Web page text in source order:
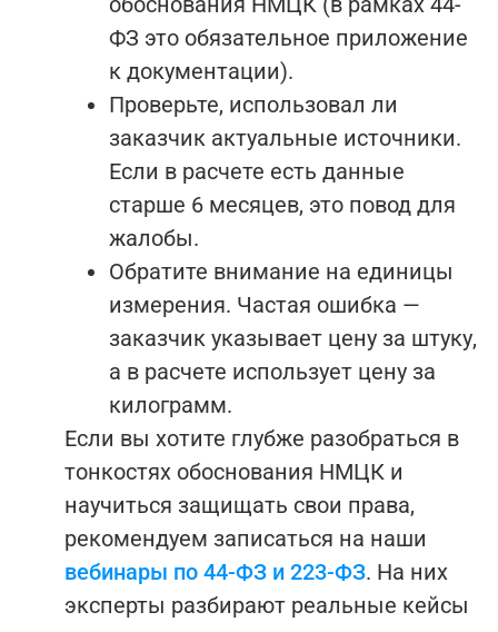
ФЗ это обязательное приложение
к документации).
Проверьте, использовал ли
заказчик актуальные источники.
Если в расчете есть данные
старше 6 месяцев, это повод для
жалобы.
Обратите внимание на единицы
измерения. Частая ошибка —
заказчик указывает цену за штуку,
а в расчете использует цену за
килограмм.
Если вы хотите глубже разобраться в
тонкостях обоснования НМЦК и
научиться защищать свои права,
рекомендуем записаться на наши
вебинары по 44-ФЗ и 223-ФЗ. На них
эксперты разбирают реальные кейсы